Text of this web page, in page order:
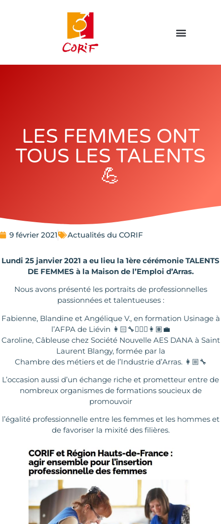
LES FEMMES ONT
TOUS LES TALENTS
💪
9 février 2021 Actualités du CORIF
Lundi 25 janvier 2021 a eu lieu la 1ère cérémonie TALENTS
DE FEMMES à la Maison de l’Emploi d’Arras.
Nous avons présenté les portraits de professionnelles
passionnées et talentueuses :
Fabienne, Blandine et Angélique V., en formation Usinage à
l’AFPA de Liévin 👩🏻‍🔧👷🏼‍♀️👩🏽‍💼
Caroline, Câbleuse chez Société Nouvelle AES DANA à Saint
Laurent Blangy, formée par la
Chambre des métiers et de l’Industrie d’Arras. 👩🏼‍🔧
L’occasion aussi d’un échange riche et prometteur entre de
nombreux organismes de formations soucieux de
promouvoir
l’égalité professionnelle entre les femmes et les hommes et
de favoriser la mixité des filières.